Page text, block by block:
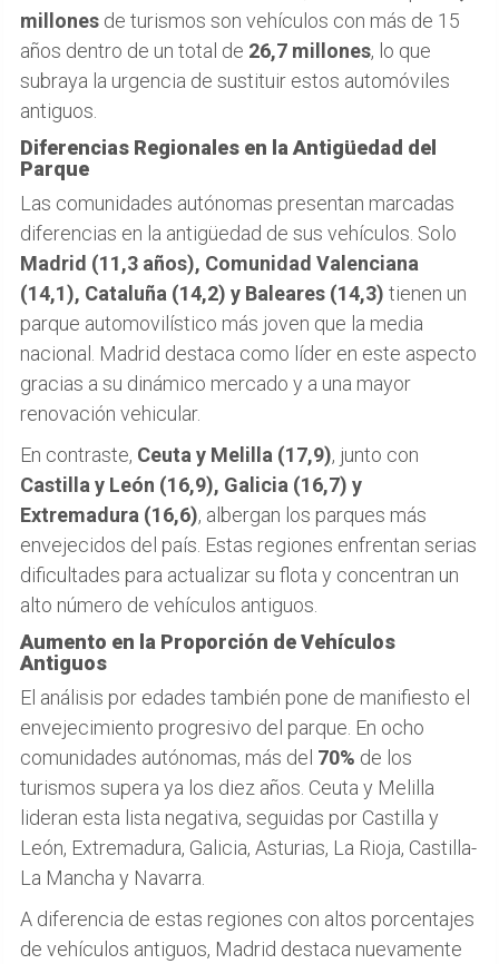
millones de turismos son vehículos con más de 15
años dentro de un total de 26,7 millones, lo que
subraya la urgencia de sustituir estos automóviles
antiguos.
Diferencias Regionales en la Antigüedad del
Parque
Las comunidades autónomas presentan marcadas
diferencias en la antigüedad de sus vehículos. Solo
Madrid (11,3 años), Comunidad Valenciana
(14,1), Cataluña (14,2) y Baleares (14,3) tienen un
parque automovilístico más joven que la media
nacional. Madrid destaca como líder en este aspecto
gracias a su dinámico mercado y a una mayor
renovación vehicular.
En contraste, Ceuta y Melilla (17,9), junto con
Castilla y León (16,9), Galicia (16,7) y
Extremadura (16,6), albergan los parques más
envejecidos del país. Estas regiones enfrentan serias
dificultades para actualizar su flota y concentran un
alto número de vehículos antiguos.
Aumento en la Proporción de Vehículos
Antiguos
El análisis por edades también pone de manifiesto el
envejecimiento progresivo del parque. En ocho
comunidades autónomas, más del 70% de los
turismos supera ya los diez años. Ceuta y Melilla
lideran esta lista negativa, seguidas por Castilla y
León, Extremadura, Galicia, Asturias, La Rioja, Castilla-
La Mancha y Navarra.
A diferencia de estas regiones con altos porcentajes
de vehículos antiguos, Madrid destaca nuevamente